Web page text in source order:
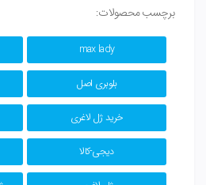
برچسب محصولات:
max lady
بلوبری اصل
خرید ژل لاغری
دیجی-کالا